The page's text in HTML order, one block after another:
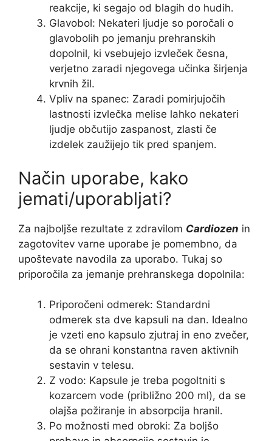
reakcije, ki segajo od blagih do hudih.
Glavobol: Nekateri ljudje so poročali o
glavobolih po jemanju prehranskih
dopolnil, ki vsebujejo izvleček česna,
verjetno zaradi njegovega učinka širjenja
krvnih žil.
Vpliv na spanec: Zaradi pomirjujočih
lastnosti izvlečka melise lahko nekateri
ljudje občutijo zaspanost, zlasti če
izdelek zaužijejo tik pred spanjem.
Način uporabe, kako
jemati/uporabljati?
Za najboljše rezultate z zdravilom Cardiozen in
zagotovitev varne uporabe je pomembno, da
upoštevate navodila za uporabo. Tukaj so
priporočila za jemanje prehranskega dopolnila:
Priporočeni odmerek: Standardni
odmerek sta dve kapsuli na dan. Idealno
je vzeti eno kapsulo zjutraj in eno zvečer,
da se ohrani konstantna raven aktivnih
sestavin v telesu.
Z vodo: Kapsule je treba pogoltniti s
kozarcem vode (približno 200 ml), da se
olajša požiranje in absorpcija hranil.
Po možnosti med obroki: Za boljšo